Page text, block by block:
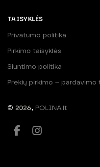
TAISYKLĖS
Privatumo politika
Pirkimo taisyklės
Siuntimo politika
Prekių pirkimo – pardavimo
© 2026, POLINA.lt